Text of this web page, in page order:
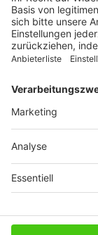
WEITERES AUS
Reisemobil
SERVICE
Datenschutz